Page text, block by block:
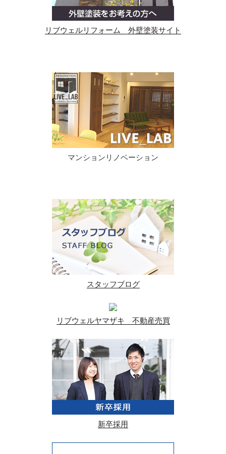
リブウェルリフォーム 外壁塗装サイト
マンションリノベーション
スタッフブログ
リブウェルヤマザキ 不動産売買
新卒採用